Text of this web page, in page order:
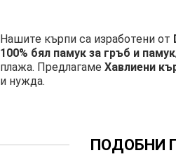
Нашите кърпи са изработени от
100% бял памук за гръб и
плажа. Предлагаме Хавлиени
и нужда.
ПОДОБНИ